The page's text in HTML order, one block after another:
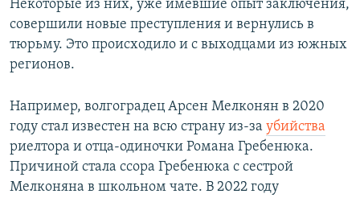
Некоторые из них, уже имевшие опыт заключения,
совершили новые преступления и вернулись в
тюрьму. Это происходило и с выходцами из южных
регионов.
Например, волгоградец Арсен Мелконян в 2020
году стал известен на всю страну из-за убийства
риелтора и отца-одиночки Романа Гребенюка.
Причиной стала ссора Гребенюка с сестрой
Мелконяна в школьном чате. В 2022 году